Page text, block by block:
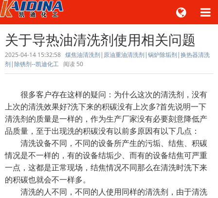
关于导热油清洗剂使用相关问题
2025-04-14 15:32:58 煤焦油清洗剂|原油重油清洗剂|锅炉除垢剂|换热器清洗
剂|除锈剂--凯迪化工 阅读 50
很多客户存在这样的疑问：为什么这次的清洗剂，没有
上次的清洗效果好?洗下来的积碳没有上次多?首先说明一下
清洗剂的质量是一样的，作为生产厂家没有必要刻意降低产
品质量，至于出现洗的积碳没有以前多原因有以下几点：
清洗设备不同，不同的设备所产生的污垢、结焦、积碳
情况是不一样的，有的设备结垢少、而有的设备结焦可严重
一点，这都是正常现场，结焦情况不同那么在清洗时洗下来
的积碳也就会不一样多。
清洗的人不同，不同的人使用同样的清洗剂，由于清洗